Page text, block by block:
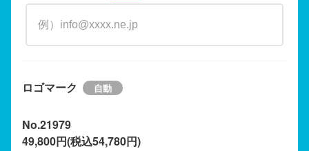
ロゴマーク
No.21979
49,800円(税込54,780円)